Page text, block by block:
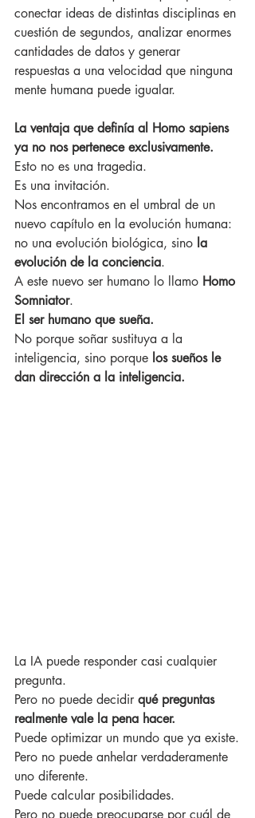
conectar ideas de distintas disciplinas en
cuestión de segundos, analizar enormes
cantidades de datos y generar
respuestas a una velocidad que ninguna
mente humana puede igualar.
La ventaja que definía al Homo sapiens
ya no nos pertenece exclusivamente.
Esto no es una tragedia.
Es una invitación.
Nos encontramos en el umbral de un
nuevo capítulo en la evolución humana:
no una evolución biológica, sino la
evolución de la conciencia.
A este nuevo ser humano lo llamo Homo
Somniator.
El ser humano que sueña.
No porque soñar sustituya a la
inteligencia, sino porque los sueños le
dan dirección a la inteligencia.
La IA puede responder casi cualquier
pregunta.
Pero no puede decidir qué preguntas
realmente vale la pena hacer.
Puede optimizar un mundo que ya existe.
Pero no puede anhelar verdaderamente
uno diferente.
Puede calcular posibilidades.
Pero no puede preocuparse por cuál de